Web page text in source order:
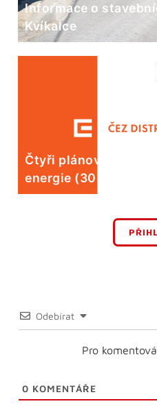
Informace o
Kvíkalce
Čtyři plánované
energie (30. 7.)
Odebírat
Pro
0 KOMENTÁŘE